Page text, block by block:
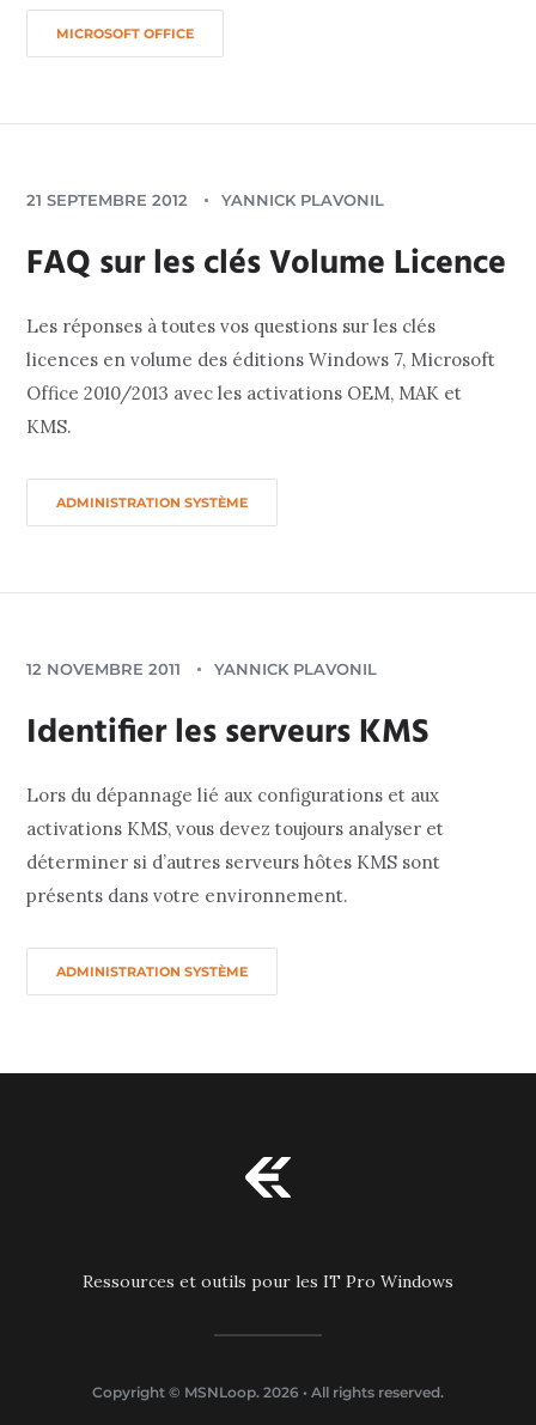
MICROSOFT OFFICE
21 SEPTEMBRE 2012 YANNICK PLAVONIL
FAQ sur les clés Volume Licence
Les réponses à toutes vos questions sur les clés
licences en volume des éditions Windows 7, Microsoft
Office 2010/2013 avec les activations OEM, MAK et
KMS.
ADMINISTRATION SYSTÈME
12 NOVEMBRE 2011 YANNICK PLAVONIL
Identifier les serveurs KMS
Lors du dépannage lié aux configurations et aux
activations KMS, vous devez toujours analyser et
déterminer si d’autres serveurs hôtes KMS sont
présents dans votre environnement.
ADMINISTRATION SYSTÈME
Ressources et outils pour les IT Pro Windows
Copyright © MSNLoop. 2026 • All rights reserved.